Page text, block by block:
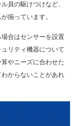
員の駆けつけなど、
揃っています。
合はセンサーを設置
リティ機器について
やニーズに合わせた
からないことがあれ